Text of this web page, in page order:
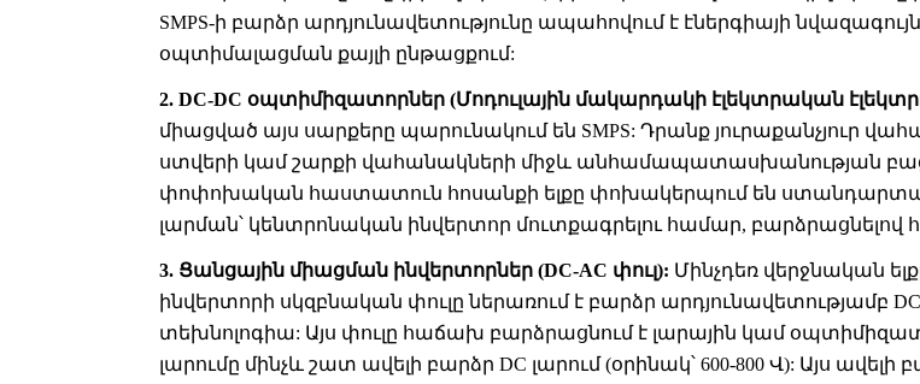
SMPS-ի բարձր արդյունավետությունը ապահովում է էներգիայի
օպտիմալացման քայլի ընթացքում:
2. DC-DC օպտիմիզատորներ (Մոդուլային մակարդակի էլեկտրական
միացված այս սարքերը պարունակում են SMPS: Դրանք յուրաքանչյուր
ստվերի կամ շարքի վահանակների միջև անհամապատասխանության
փոփոխական հաստատուն հոսանքի ելքը փոխակերպում են
լարման՝ կենտրոնական ինվերտոր մուտքագրելու համար,
3. Ցանցային միացման ինվերտորներ (DC-AC փուլ): Մինչդեռ վերջնական
ինվերտորի սկզբնական փուլը ներառում է բարձր արդյունավետությամբ
տեխնոլոգիա: Այս փուլը հաճախ բարձրացնում է լարային կամ
լարումը մինչև շատ ավելի բարձր DC լարում (օրինակ՝ 600-800 Վ): Այս